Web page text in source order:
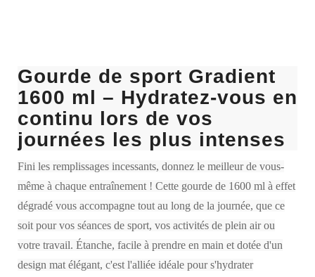
Gourde de sport Gradient
1600 ml – Hydratez-vous en
continu lors de vos
journées les plus intenses
Fini les remplissages incessants, donnez le meilleur de vous-
même à chaque entraînement ! Cette gourde de 1600 ml à effet
dégradé vous accompagne tout au long de la journée, que ce
soit pour vos séances de sport, vos activités de plein air ou
votre travail. Étanche, facile à prendre en main et dotée d'un
design mat élégant, c'est l'alliée idéale pour s'hydrater